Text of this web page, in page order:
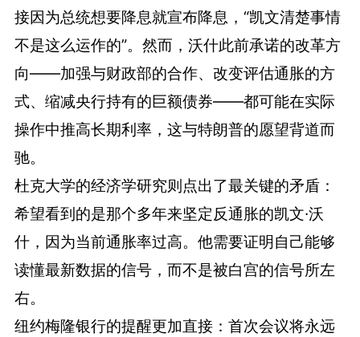
接因为总统想要降息就宣布降息，“凯文清楚事情
不是这么运作的”。然而，沃什此前承诺的改革方
向——加强与财政部的合作、改变评估通胀的方
式、缩减央行持有的巨额债券——都可能在实际
操作中推高长期利率，这与特朗普的愿望背道而
驰。
杜克大学的经济学研究则点出了最关键的矛盾：
希望看到的是那个多年来坚定反通胀的凯文·沃
什，因为当前通胀率过高。他需要证明自己能够
读懂最新数据的信号，而不是被白宫的信号所左
右。
纽约梅隆银行的提醒更加直接：首次会议将永远